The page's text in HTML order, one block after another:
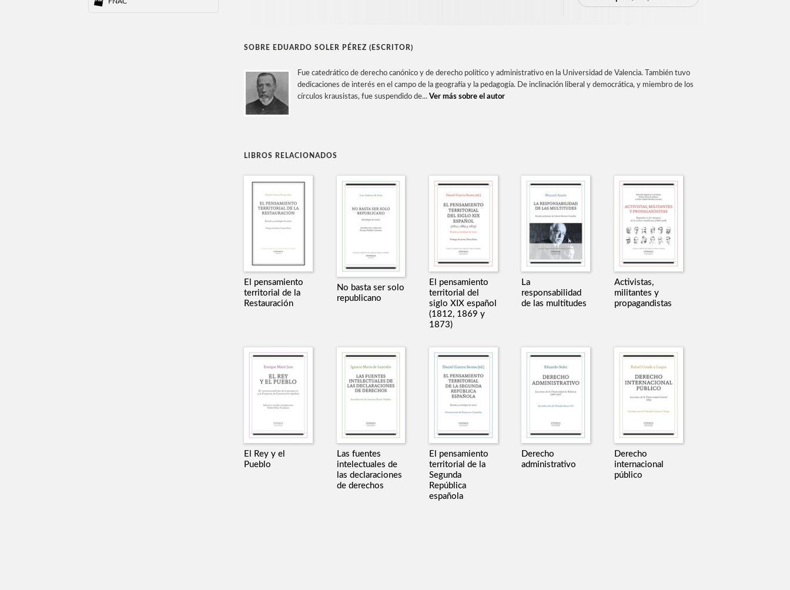
SOBRE EDUARDO SOLER PÉREZ (ESCRITOR)
Fue catedrático de derecho canónico y de derecho político y administrativo en la Universidad de Valencia. También tuvo
dedicaciones de interés en el campo de la geografía y la pedagogía. De inclinación liberal y democrática, y miembro de los
círculos krausistas, fue suspendido de...Ver más sobre el autor
LIBROS RELACIONADOS
El pensamiento
territorial de la
Restauración
No basta ser solo
republicano
El pensamiento
territorial del
siglo XIX español
(1812, 1869 y
1873)
La
responsabilidad
de las multitudes
Activistas,
militantes y
propagandistas
El Rey y el
Pueblo
Las fuentes
intelectuales de
las declaraciones
de derechos
El pensamiento
territorial de la
Segunda
República
española
Derecho
administrativo
Derecho
internacional
público